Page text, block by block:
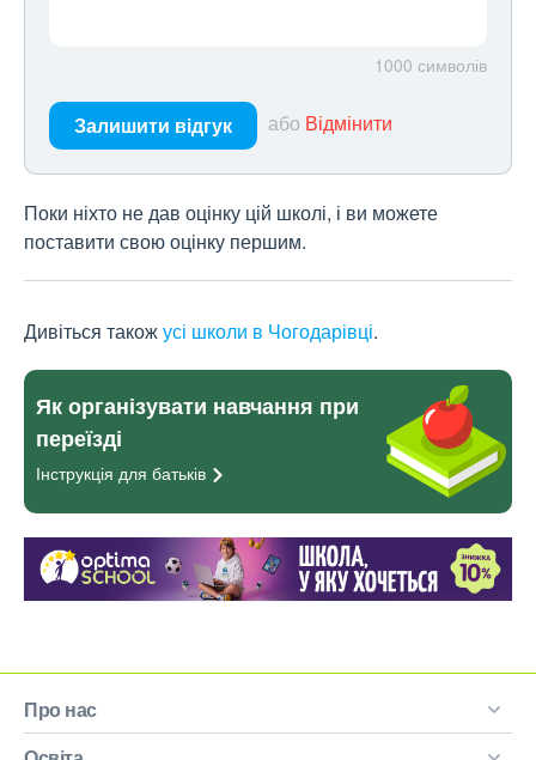
1000 символів
Залишити відгук або Відмінити
Поки ніхто не дав оцінку цій школі, і ви можете
поставити свою оцінку першим.
Дивіться такожусі школи в Чогодарівці.
Як організувати навчання при
переїзді
Інструкція для батьків
Про нас